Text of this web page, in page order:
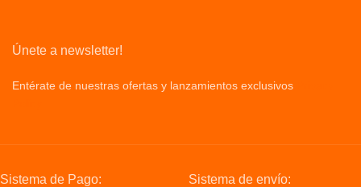
Únete a newsletter!
Entérate de nuestras ofertas y lanzamientos exclusivos
Sistema de Pago: Sistema de envío: